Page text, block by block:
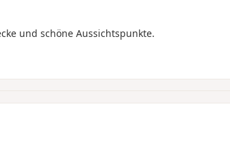
und schöne Aussichtspunkte.